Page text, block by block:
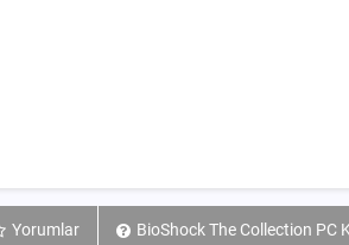
Yorumlar BioShock The Collection PC